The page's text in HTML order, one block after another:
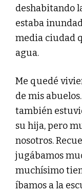
deshabitando
estaba
media ciudad
agua.
Me quedé
de mis
también
su hija, pero
nosotros.
jugábamos
muchísimo
íbamos a la